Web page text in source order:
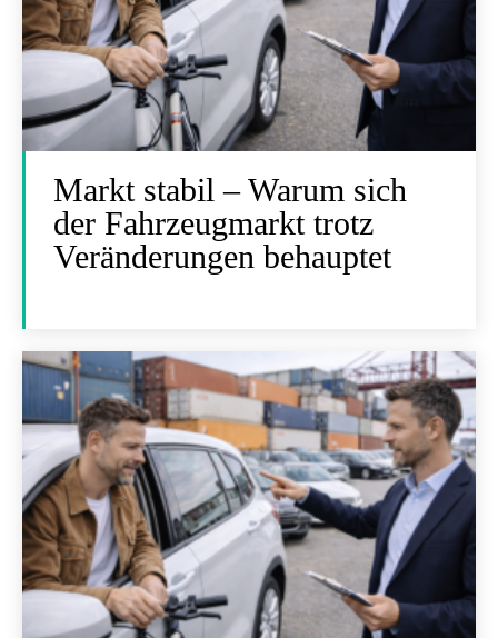
Markt stabil – Warum sich
der Fahrzeugmarkt trotz
Veränderungen behauptet